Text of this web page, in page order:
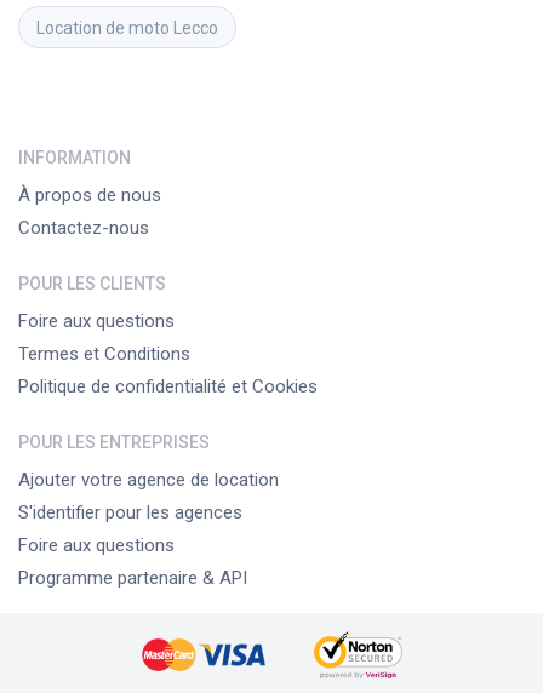
Location de moto Lecco
INFORMATION
À propos de nous
Contactez-nous
POUR LES CLIENTS
Foire aux questions
Termes et Conditions
Politique de confidentialité et Cookies
POUR LES ENTREPRISES
Ajouter votre agence de location
S'identifier pour les agences
Foire aux questions
Programme partenaire & API